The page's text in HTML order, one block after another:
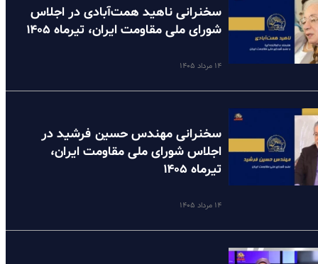
سخنرانی ناهید همت‌آبادی در اجلاس
شورای ملی مقاومت ایران، تیرماه ۱۴۰۵
۱۴ مرداد ۱۴۰۵
سخنرانی مهندس حسین فرشید در
اجلاس شورای ملی مقاومت ایران،
تیرماه ۱۴۰۵
۱۴ مرداد ۱۴۰۵